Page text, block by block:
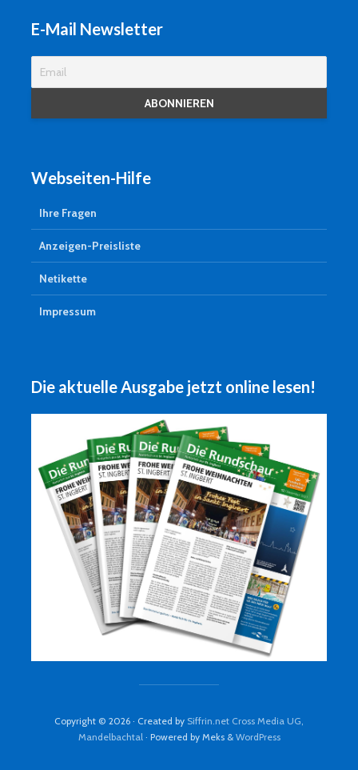
E-Mail Newsletter
Webseiten-Hilfe
Ihre Fragen
Anzeigen-Preisliste
Netikette
Impressum
Die aktuelle Ausgabe jetzt online lesen!
Copyright © 2026 · Created by Siffrin.net Cross Media UG,
Mandelbachtal· Powered by Meks & WordPress